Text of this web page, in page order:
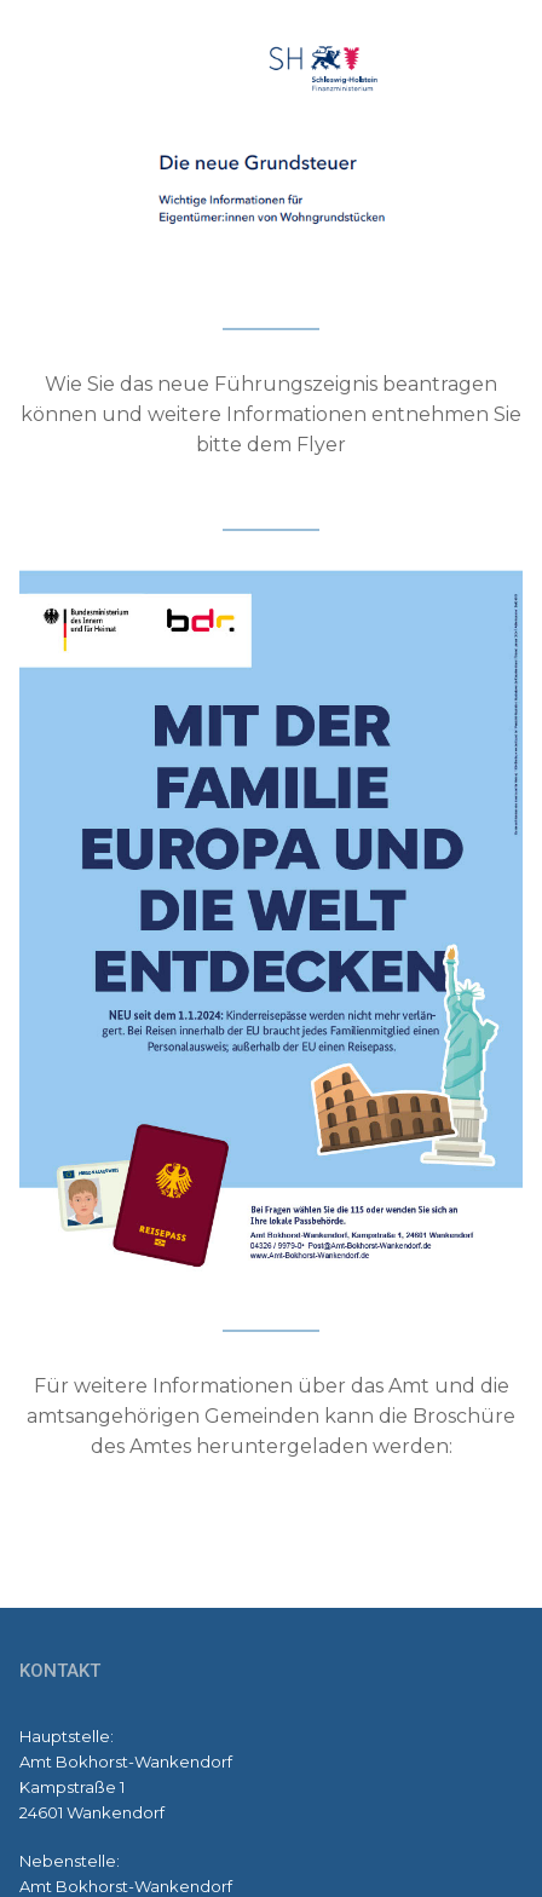
Wie Sie das neue Führungszeignis beantragen
können und weitere Informationen entnehmen Sie
bitte dem Flyer
Für weitere Informationen über das Amt und die
amtsangehörigen Gemeinden kann die Broschüre
des Amtes heruntergeladen werden:
KONTAKT
Hauptstelle:
Amt Bokhorst-Wankendorf
Kampstraße 1
24601 Wankendorf
Nebenstelle:
Amt Bokhorst-Wankendorf